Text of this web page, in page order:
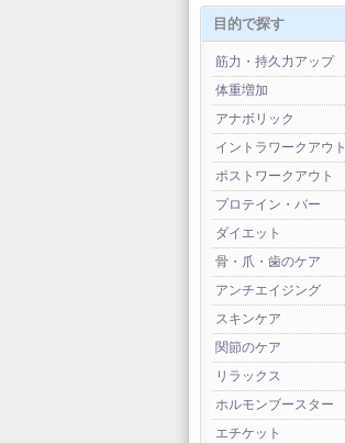
目的で探す
筋力・持久力アップ
体重増加
アナボリック
イントラワークアウト
ポストワークアウト
プロテイン・バー
ダイエット
骨・爪・歯のケア
アンチエイジング
スキンケア
関節のケア
リラックス
ホルモンブースター
エチケット